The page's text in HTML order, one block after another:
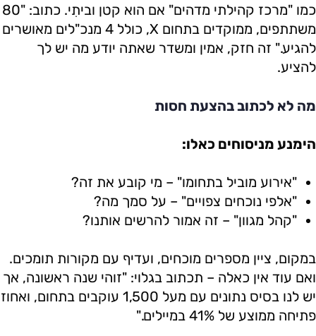
כמו "מרכז קהילתי מדהים" אם הוא קטן וביתִי. כתוב: "80
משתתפים, ממוקדים בתחום X, כולל 4 מנכ"לים מאושרים
להגיע." זה חזק, אמין ומשדר שאתה יודע מה יש לך
להציע.
מה לא לכתוב בהצעת חסות
הימנע מניסוחים כאלו:
"אירוע מוביל בתחומו" – מי קובע את זה?
"אלפי נוכחים צפויים" – על סמך מה?
"קהל מגוון" – זה אמור להרשים אותנו?
במקום, ציין מספרים מוכחים, ועדיף עם מקורות תומכים.
ואם עוד אין כאלה – תכתוב בגלוי: "זוהי שנה ראשונה, אך
יש לנו בסיס נתונים עם מעל 1,500 עוקבים בתחום, ואחוז
פתיחה ממוצע של 41% במיילים."